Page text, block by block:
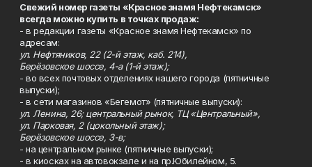
Свежий номер газеты «Красное знамя Нефтекамск»
всегда можно купить в точках продаж:
- в редакции газеты «Красное знамя Нефтекамск» по
адресам:
ул. Нефтяников, 22 (2-й этаж, каб. 214),
Берёзовское шоссе, 4-а (1-й этаж);
- во всех почтовых отделениях нашего города (пятничные
выпуски);
- в сети магазинов «Бегемот» (пятничные выпуски):
ул. Ленина, 26; центральный рынок, ТЦ «Центральный»,
ул. Парковая, 2 (цокольный этаж);
Берёзовское шоссе, 3-в;
- на центральном рынке (пятничные выпуски);
- в киосках на автовокзале и на пр.Юбилейном, 5.